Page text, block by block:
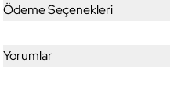
Ödeme Seçenekleri
Yorumlar